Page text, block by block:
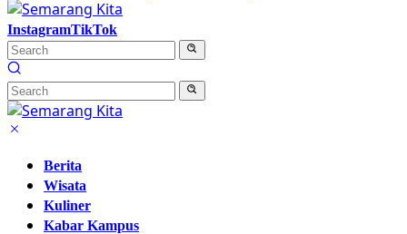
InstagramTikTok
Berita
Wisata
Kuliner
Kabar Kampus